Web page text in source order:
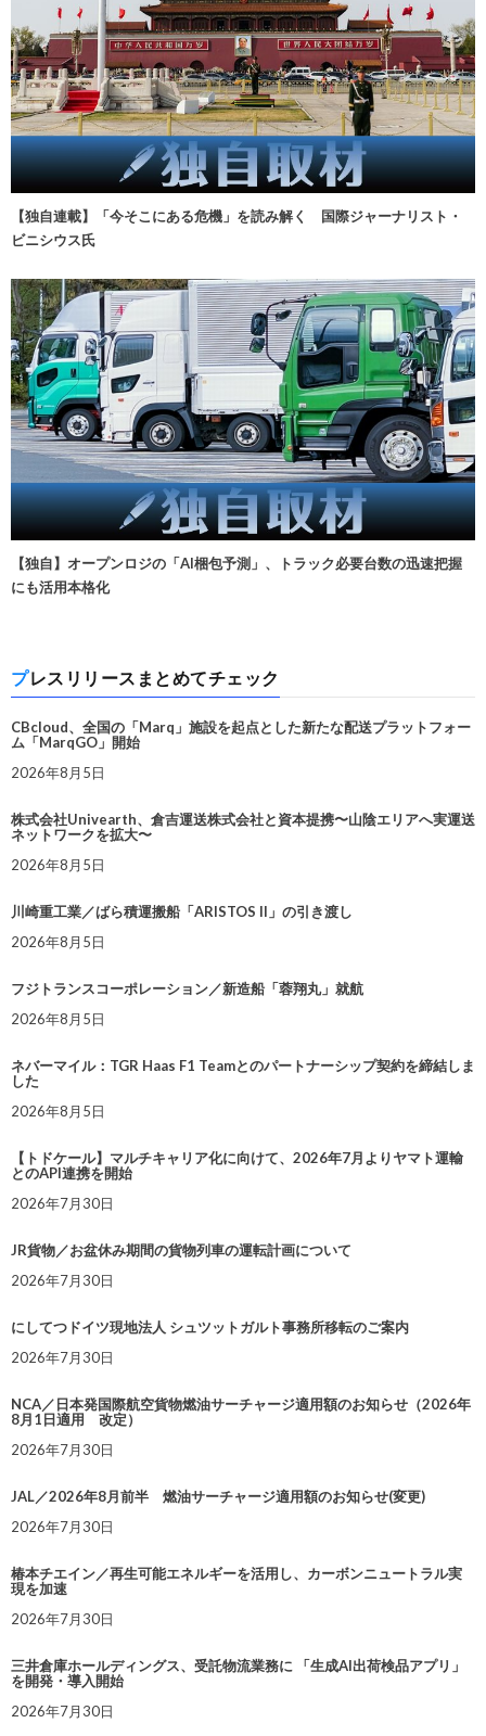
【独自連載】「今そこにある危機」を読み解く 国際ジャーナリスト・
ビニシウス氏
【独自】オープンロジの「AI梱包予測」、トラック必要台数の迅速把握
にも活用本格化
プレスリリースまとめてチェック
CBcloud、全国の「Marq」施設を起点とした新たな配送プラットフォー
ム「MarqGO」開始
2026年8月5日
株式会社Univearth、倉吉運送株式会社と資本提携〜山陰エリアへ実運送
ネットワークを拡大〜
2026年8月5日
川崎重工業／ばら積運搬船「ARISTOS II」の引き渡し
2026年8月5日
フジトランスコーポレーション／新造船「蓉翔丸」就航
2026年8月5日
ネバーマイル：TGR Haas F1 Teamとのパートナーシップ契約を締結しま
した
2026年8月5日
【トドケール】マルチキャリア化に向けて、2026年7月よりヤマト運輸
とのAPI連携を開始
2026年7月30日
JR貨物／お盆休み期間の貨物列車の運転計画について
2026年7月30日
にしてつドイツ現地法人 シュツットガルト事務所移転のご案内
2026年7月30日
NCA／日本発国際航空貨物燃油サーチャージ適用額のお知らせ（2026年
8月1日適用 改定）
2026年7月30日
JAL／2026年8月前半 燃油サーチャージ適用額のお知らせ(変更)
2026年7月30日
椿本チエイン／再生可能エネルギーを活用し、カーボンニュートラル実
現を加速
2026年7月30日
三井倉庫ホールディングス、受託物流業務に 「生成AI出荷検品アプリ」
を開発・導入開始
2026年7月30日